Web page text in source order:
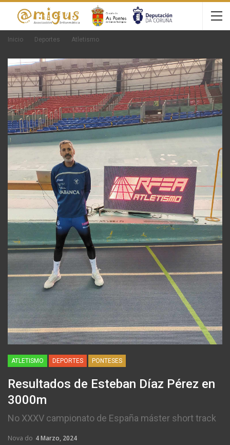
Inicio Deportes Atletismo
ATLETISMO DEPORTES PONTESES
Resultados de Esteban Díaz Pérez en
3000m
No XXXV campionato de España máster short track
Nova do 4 Marzo, 2024